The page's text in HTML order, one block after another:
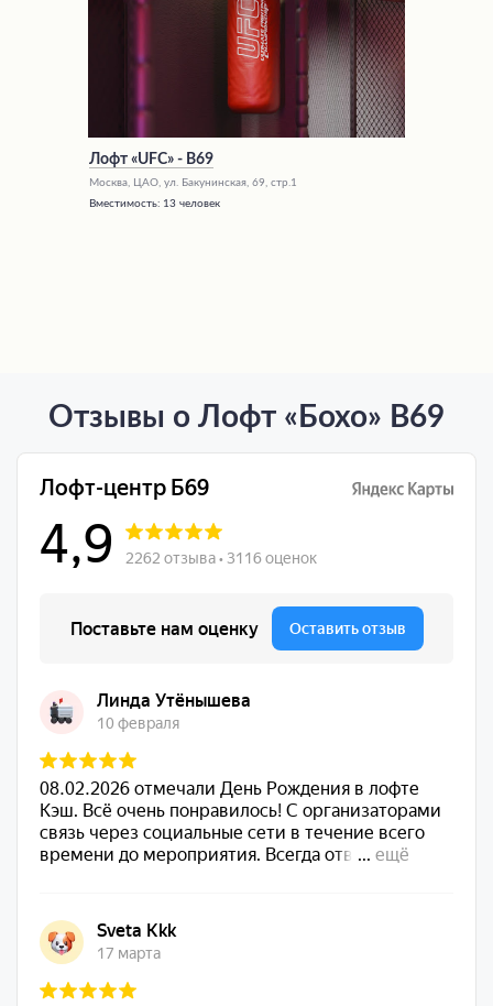
Лофт «UFC» - В69
Москва, ЦАО, ул. Бакунинская, 69, стр.1
Вместимость: 13 человек
Отзывы о Лофт «Бохо» В69